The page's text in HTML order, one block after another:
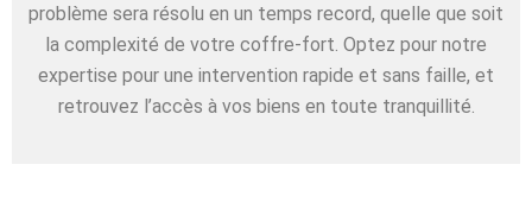
problème sera résolu en un temps record, quelle que soit
la complexité de votre coffre-fort. Optez pour notre
expertise pour une intervention rapide et sans faille, et
retrouvez l’accès à vos biens en toute tranquillité.